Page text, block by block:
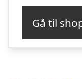
kr.
Gå til